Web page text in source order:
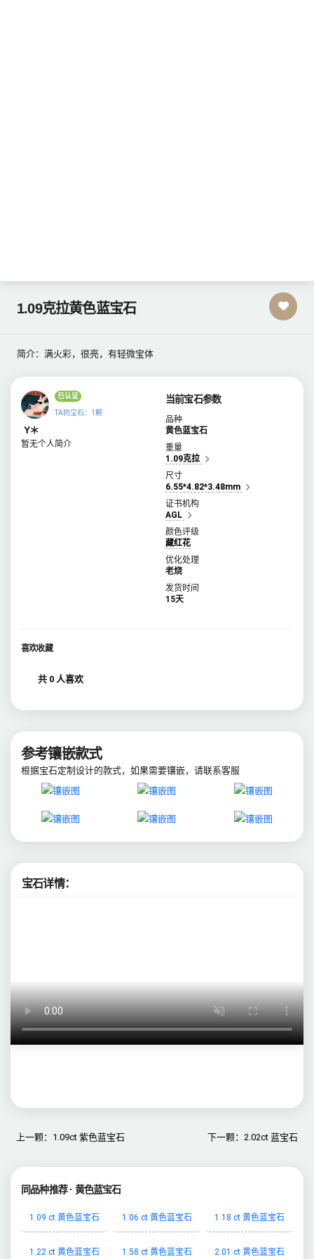
1.09克拉黄色蓝宝石
简介：满火彩，很亮，有轻微宝体
已认证
TA的宝石：1颗
Y＊
暂无个人简介
当前宝石参数
品种
黄色蓝宝石
重量
1.09克拉
尺寸
6.55*4.82*3.48mm
证书机构
AGL
颜色评级
藏红花
优化处理
老烧
发货时间
15天
喜欢收藏
共 0 人喜欢
参考镶嵌款式
根据宝石定制设计的款式，如果需要镶嵌，请联系客服
宝石详情：
上一颗：1.09ct 紫色蓝宝石 下一颗：2.02ct 蓝宝石
同品种推荐 · 黄色蓝宝石
1.09 ct 黄色蓝宝石 1.06 ct 黄色蓝宝石 1.18 ct 黄色蓝宝石
1.22 ct 黄色蓝宝石 1.58 ct 黄色蓝宝石 2.01 ct 黄色蓝宝石